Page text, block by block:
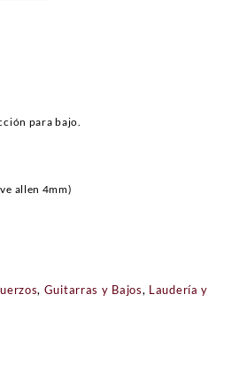
para bajo.
allen 4mm)
, Guitarras y Bajos, Laudería y